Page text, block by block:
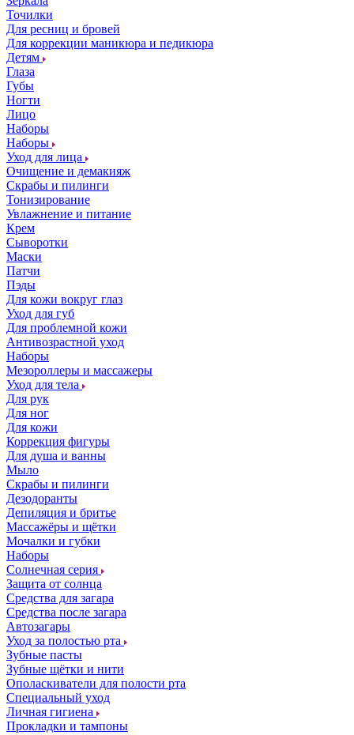
Точилки
Для ресниц и бровей
Для коррекции маникюра и педикюра
Детям
Глаза
Губы
Ногти
Лицо
Наборы
Наборы
Уход для лица
Очищение и демакияж
Скрабы и пилинги
Тонизирование
Увлажнение и питание
Крем
Сыворотки
Маски
Патчи
Пэды
Для кожи вокруг глаз
Уход для губ
Для проблемной кожи
Антивозрастной уход
Наборы
Мезороллеры и массажеры
Уход для тела
Для рук
Для ног
Для кожи
Коррекция фигуры
Для душа и ванны
Мыло
Скрабы и пилинги
Дезодоранты
Депиляция и бритье
Массажёры и щётки
Мочалки и губки
Наборы
Солнечная серия
Защита от солнца
Средства для загара
Средства после загара
Автозагары
Уход за полостью рта
Зубные пасты
Зубные щётки и нити
Ополаскиватели для полости рта
Специальный уход
Личная гигиена
Прокладки и тампоны